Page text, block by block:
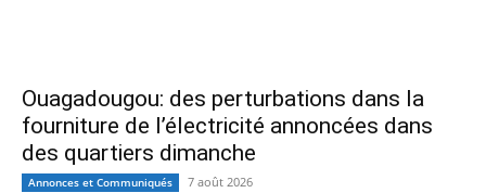
Ouagadougou: des perturbations dans la
fourniture de l’électricité annoncées dans
des quartiers dimanche
Annonces et Communiqués 7 août 2026